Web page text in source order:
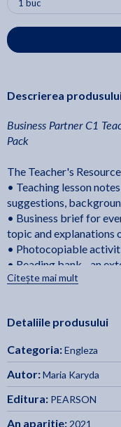
Descrierea
Business Partner C1
Pack
The Teacher's
• Teaching lesson
suggestions,
• Business brief for
topic and explanations
• Photocopiable
• Reading bank - an
comprehension activities
• Functional language
• Video and audio scripts
• Answer keys
Teacher access to
• Interactive
Citește mai mult
Detaliile produsului
Categoria:Engleza
Autor:Maria Karyda
Editura: PEARSON
An aparitie: 2021